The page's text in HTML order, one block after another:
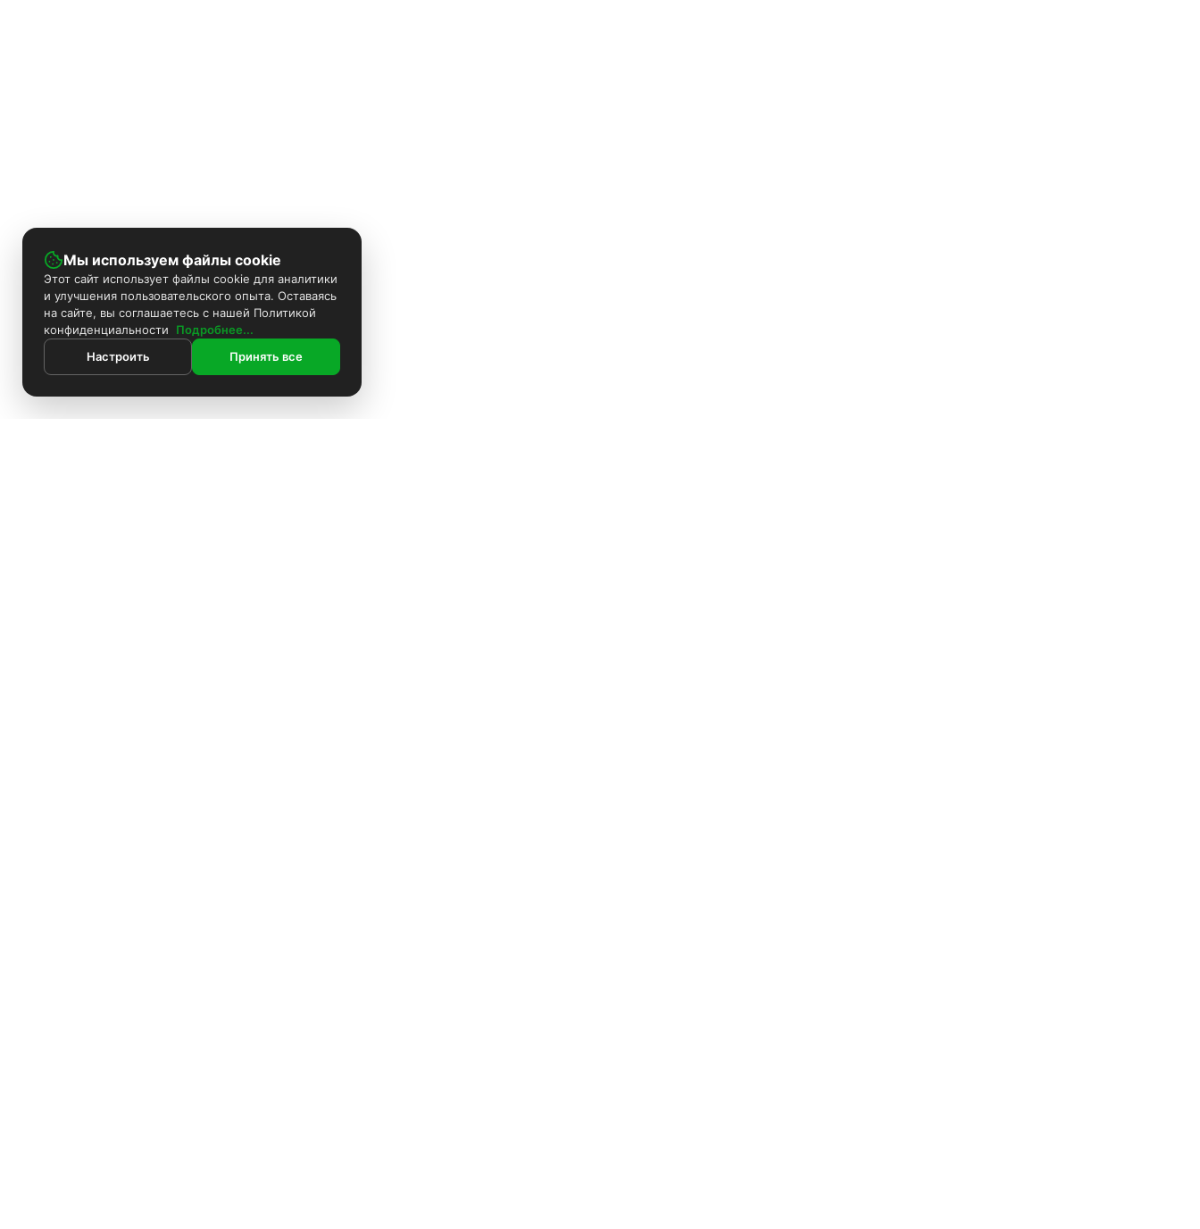
Мы используем файлы cookie
Этот сайт использует файлы cookie для аналитики
и улучшения пользовательского опыта. Оставаясь
на сайте, вы соглашаетесь с нашей Политикой
конфиденциальности
Подробнее...
Настроить
Принять все